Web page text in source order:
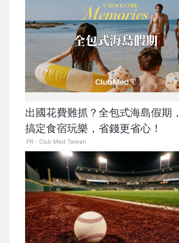
出國花費難抓？全包式海島假期
搞定食宿玩樂，省錢更省心！
PR・Club Med Taiwan